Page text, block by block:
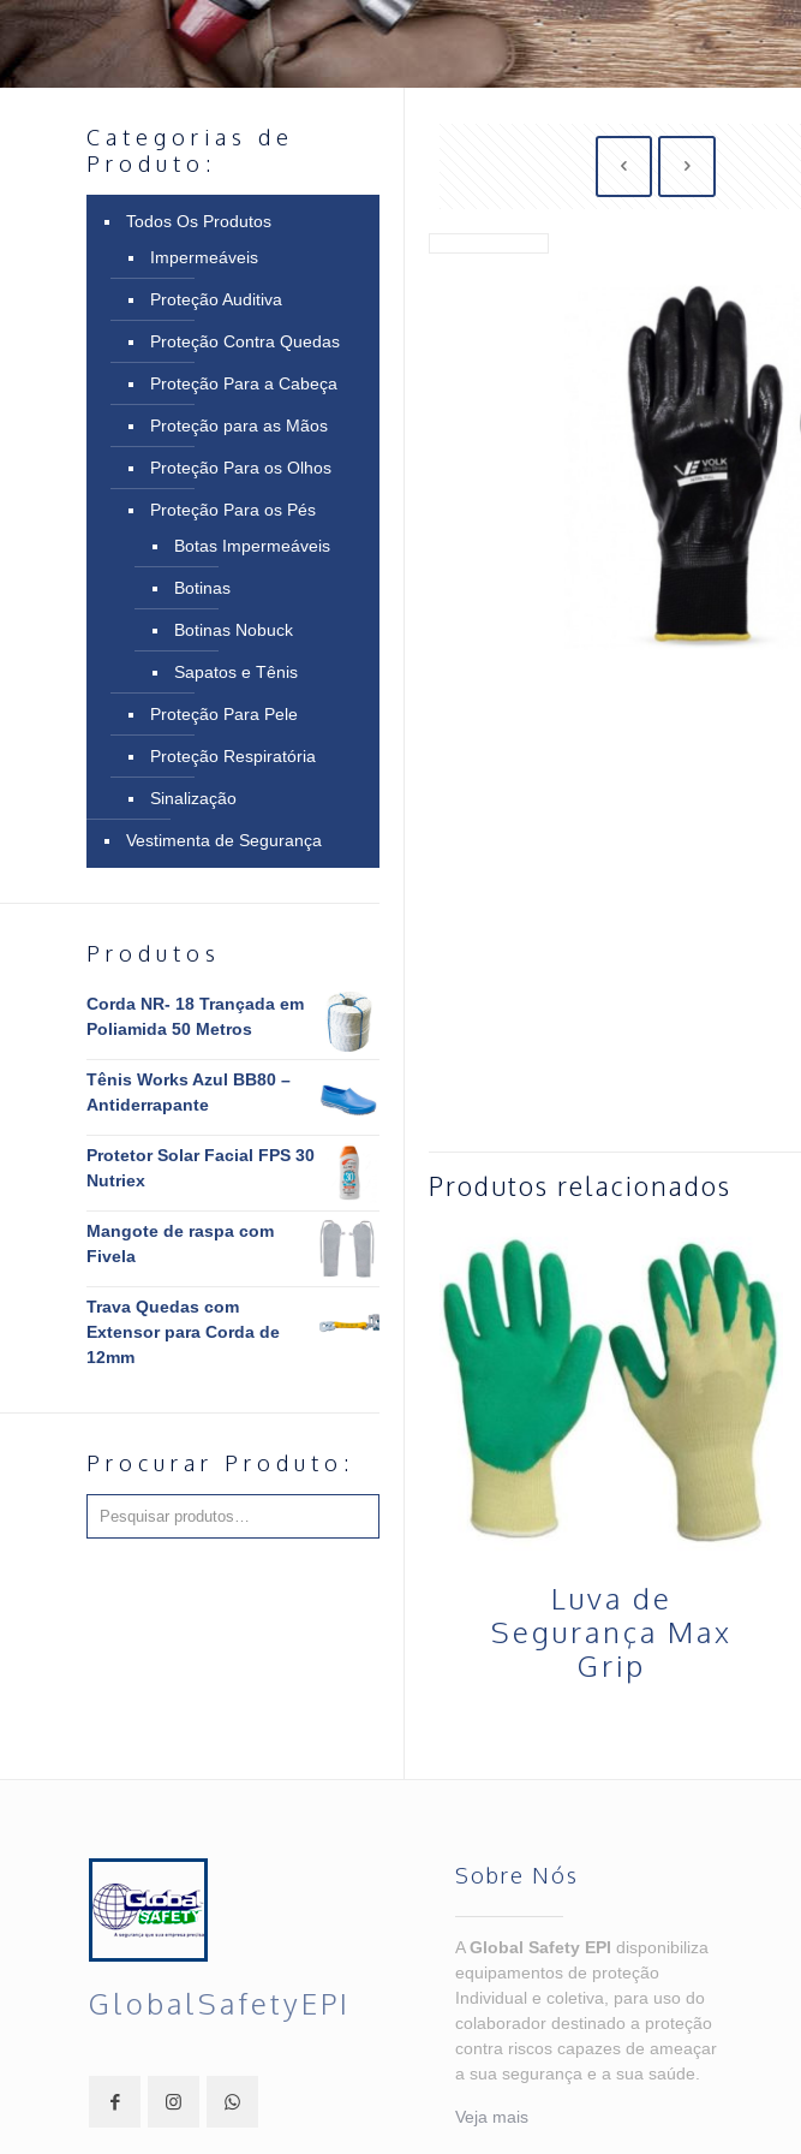
Produtos relacionados
Luva de
Segurança Max
Grip
Categorias de
Produto:
Todos Os Produtos
Impermeáveis
Proteção Auditiva
Proteção Contra Quedas
Proteção Para a Cabeça
Proteção para as Mãos
Proteção Para os Olhos
Proteção Para os Pés
Botas Impermeáveis
Botinas
Botinas Nobuck
Sapatos e Tênis
Proteção Para Pele
Proteção Respiratória
Sinalização
Vestimenta de Segurança
Produtos
Corda NR- 18 Trançada em
Poliamida 50 Metros
Tênis Works Azul BB80 –
Antiderrapante
Protetor Solar Facial FPS 30
Nutriex
Mangote de raspa com
Fivela
Trava Quedas com
Extensor para Corda de
12mm
Procurar Produto:
GlobalSafetyEPI
Sobre Nós
AGlobal Safety EPI disponibiliza
equipamentos de proteção
Individual e coletiva, para uso do
colaborador destinado a proteção
contra riscos capazes de ameaçar
a sua segurança e a sua saúde.
Veja mais